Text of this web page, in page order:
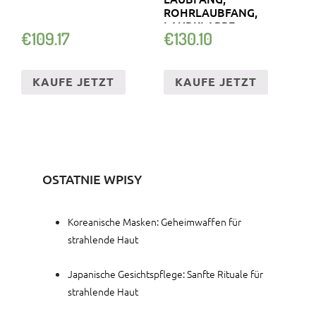
€109.17
KAUFE JETZT
ROHRLAUBFANG,
LAUBKLAPPE
€130.10
KAUFE JETZT
OSTATNIE WPISY
Koreanische Masken: Geheimwaffen für
strahlende Haut
Japanische Gesichtspflege: Sanfte Rituale für
strahlende Haut